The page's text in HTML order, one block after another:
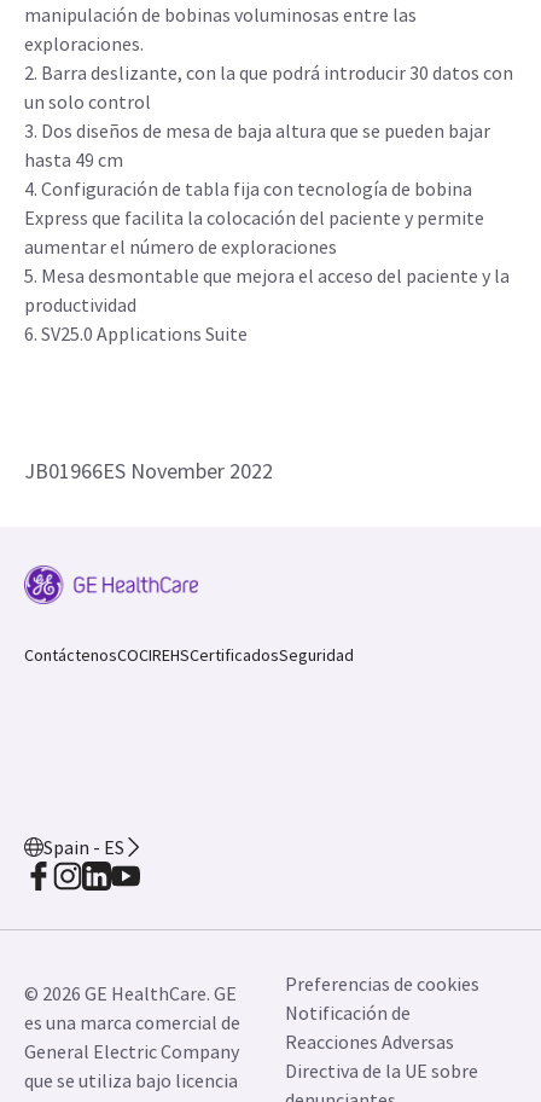
manipulación de bobinas voluminosas entre las
exploraciones.
2. Barra deslizante, con la que podrá introducir 30 datos con
un solo control
3. Dos diseños de mesa de baja altura que se pueden bajar
hasta 49 cm
4. Configuración de tabla fija con tecnología de bobina
Express que facilita la colocación del paciente y permite
aumentar el número de exploraciones
5. Mesa desmontable que mejora el acceso del paciente y la
productividad
6. SV25.0 Applications Suite
JB01966ES November 2022
ContáctenosCOCIREHSCertificadosSeguridad
Spain - ES
© 2026 GE HealthCare. GE
es una marca comercial de
General Electric Company
que se utiliza bajo licencia
Preferencias de cookies
Notificación de
Reacciones Adversas
Directiva de la UE sobre